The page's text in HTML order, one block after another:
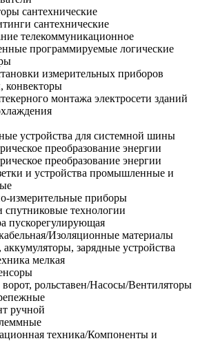
сантехнические
сантехнические
телекоммуникационное
программируемые логические
измерительных приборов
конвекторы
монтажа электросети зданий
устройства для системной шины
преобразование энергии
преобразование энергии
и устройства промышленные и
измерительные приборы
технологии
пускорегулирующая
Изоляционные материалы
аккумуляторы, зарядные устройства
мелкая
ворот, рольставен/Насосы/Вентиляторы
ручной
техника/Компоненты и